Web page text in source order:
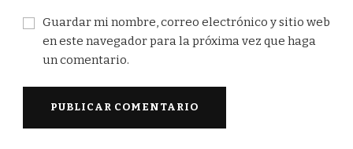
Guardar mi nombre, correo electrónico y sitio web
en este navegador para la próxima vez que haga
un comentario.